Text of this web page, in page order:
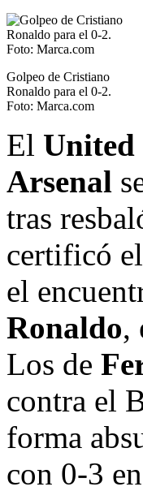
Golpeo de Cristiano
Ronaldo para el 0-2.
Foto: Marca.com
El United
Arsenal
tras
certificó
el
Ronaldo,
Los de
contra el
forma
con 0-3